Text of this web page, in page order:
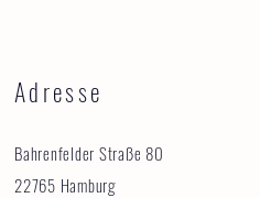
Adresse
Bahrenfelder Straße 80
22765 Hamburg